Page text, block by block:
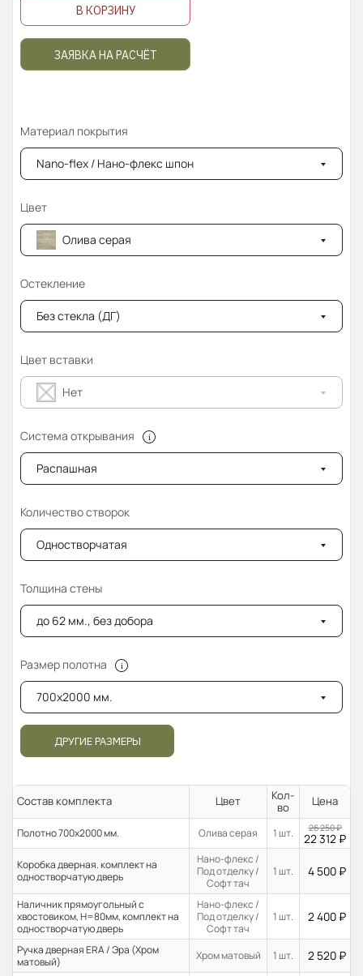
В КОРЗИНУ
ЗАЯВКА НА РАСЧЁТ
Материал покрытия
Nano-flex / Нано-флекс шпон
Цвет
Олива серая
Остекление
Без стекла (ДГ)
Цвет вставки
Нет
Система открывания
Распашная
Количество створок
Одностворчатая
Толщина стены
до 62 мм., без добора
Размер полотна
700x2000 мм.
ДРУГИЕ РАЗМЕРЫ
Состав комплекта Цвет
Кол-
во
Цена
Полотно 700x2000 мм. Олива серая 1 шт. 26 250₽
22 312 ₽
Коробка дверная. комплект на
одностворчатую дверь
Нано-флекс /
Под отделку /
Софт тач
1 шт. 4 500 ₽
Наличник прямоугольный с
хвостовиком, H=80мм, комплект на
одностворчатую дверь
Нано-флекс /
Под отделку /
Софт тач
1 шт. 2 400 ₽
Ручка дверная ERA / Эра (Хром
матовый)
Хром матовый 1 шт. 2 520 ₽